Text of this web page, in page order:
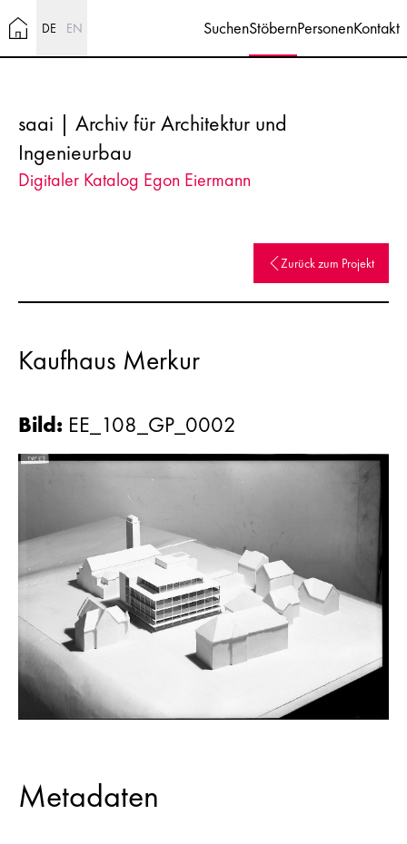
DE EN SuchenStöbernPersonenKontakt
saai | Archiv für Architektur und
Ingenieurbau
Digitaler Katalog Egon Eiermann
Zurück zum Projekt
Kaufhaus Merkur
Bild: EE_108_GP_0002
Metadaten